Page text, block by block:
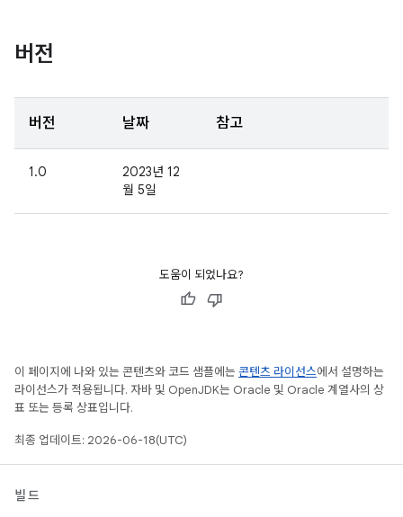
버전
버전 날짜 참고
1.0
2023년 12
월 5일
도움이 되었나요?
이 페이지에 나와 있는 콘텐츠와 코드 샘플에는 콘텐츠 라이선스에서 설명하는
라이선스가 적용됩니다. 자바 및 OpenJDK는 Oracle 및 Oracle 계열사의 상
표 또는 등록 상표입니다.
최종 업데이트: 2026-06-18(UTC)
빌드